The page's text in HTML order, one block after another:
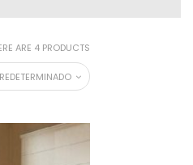
ARE 4 PRODUCTS